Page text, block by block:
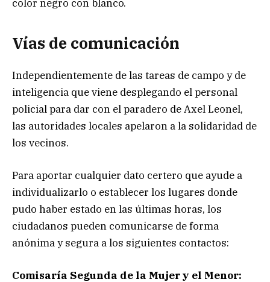
color negro con blanco.
Vías de comunicación
Independientemente de las tareas de campo y de
inteligencia que viene desplegando el personal
policial para dar con el paradero de Axel Leonel,
las autoridades locales apelaron a la solidaridad de
los vecinos.
Para aportar cualquier dato certero que ayude a
individualizarlo o establecer los lugares donde
pudo haber estado en las últimas horas, los
ciudadanos pueden comunicarse de forma
anónima y segura a los siguientes contactos:
Comisaría Segunda de la Mujer y el Menor: